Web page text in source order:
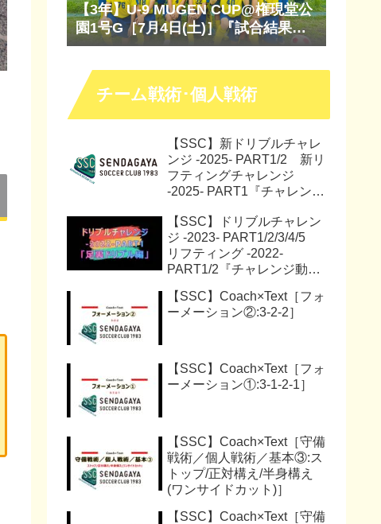
【3年】U-9 MUGEN CUP@権現堂公
園1号G［7月4日(土)］『試合結果』
『マッチレポート』『試合動画』
チーム戦術･個人戦術
【SSC】新ドリブルチャレ
ンジ -2025- PART1/2 新リ
フティングチャレンジ
-2025- PART1『チャレンジ
画』
【SSC】ドリブルチャレン
ジ -2023- PART1/2/3/4/5
リフティング -2022-
PART1/2『チャレンジ動
【SSC】Coach×Text［フォ
ーメーション②:3-2-2］
【SSC】Coach×Text［フォ
ーメーション①:3-1-2-1］
【SSC】Coach×Text［守備
戦術／個人戦術／基本③:ス
トップ/正対構え/半身構え
(ワンサイドカット)］
【SSC】Coach×Text［守備